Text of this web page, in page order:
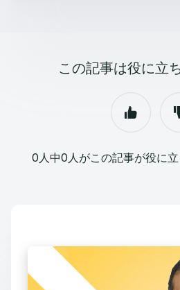
この記事は役に立
0人中0人がこの記事が役に